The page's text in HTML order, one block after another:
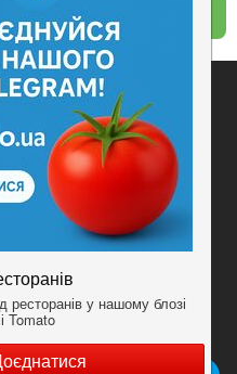
Play
дня
приложение